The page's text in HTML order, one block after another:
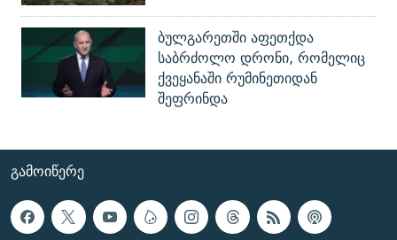
ბულგარეთში აფეთქდა
საბრძოლო დრონი, რომელიც
ქვეყანაში რუმინეთიდან
შეფრინდა
ᲒᲐᲛᲝᲘᲬᲔᲠᲔ